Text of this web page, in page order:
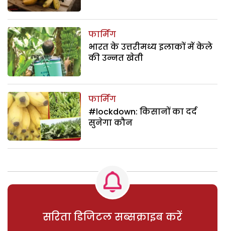
फार्मिंग
भारत के उत्तरीमध्य इलाकों में केले
की उन्नत खेती
फार्मिंग
#lockdown: किसानों का दर्द
सुनेगा कौन
सरिता डिजिटल सब्सक्राइब करें